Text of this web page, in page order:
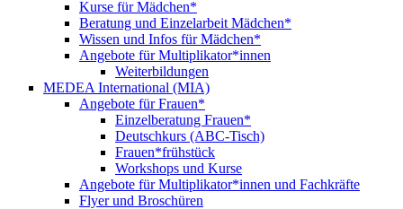
Kurse für Mädchen*
Beratung und Einzelarbeit Mädchen*
Wissen und Infos für Mädchen*
Angebote für Multiplikator*innen
Weiterbildungen
MEDEA International (MIA)
Angebote für Frauen*
Einzelberatung Frauen*
Deutschkurs (ABC-Tisch)
Frauen*frühstück
Workshops und Kurse
Angebote für Multiplikator*innen und Fachkräfte
Flyer und Broschüren